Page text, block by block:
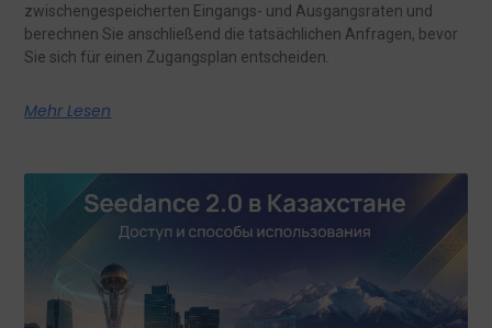
zwischengespeicherten Eingangs- und Ausgangsraten und
berechnen Sie anschließend die tatsächlichen Anfragen, bevor
Sie sich für einen Zugangsplan entscheiden.
Mehr Lesen